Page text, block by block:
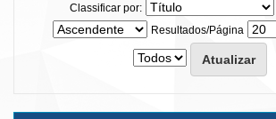
Classificar por:
Resultados/Página